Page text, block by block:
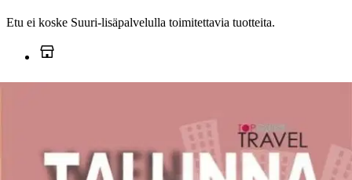
Etu ei koske Suuri‑lisäpalvelulla toimitettavia tuotteita.
Ei saatavilla